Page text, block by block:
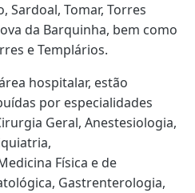
Sardoal, Tomar, Torres
da Barquinha, bem como
e Templários.
hospitalar, estão
por especialidades
Geral, Anestesiologia,
Física e de
Gastrenterologia,